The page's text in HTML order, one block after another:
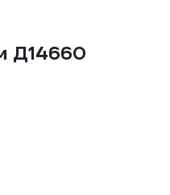
Д14660